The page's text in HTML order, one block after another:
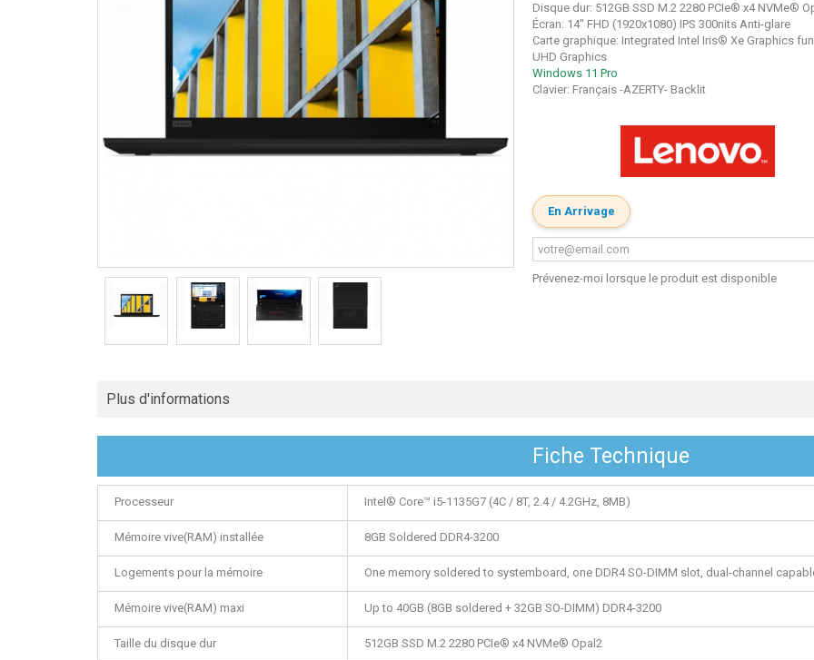
Disque dur: 512GB SSD M.2 2280 PCIe® x4 NVMe®
Écran: 14" FHD (1920x1080) IPS 300nits Anti-glare
Carte graphique: Integrated Intel Iris® Xe Graphics
UHD Graphics
Windows 11 Pro
Clavier: Français -AZERTY- Backlit
En Arrivage
Prévenez-moi lorsque le produit est disponible
Plus d'informations
Fiche Technique
Processeur Intel® Core™ i5-1135G7 (4C / 8T, 2.4 / 4.2GHz, 8MB)
Mémoire vive(RAM) installée 8GB Soldered DDR4-3200
Logements pour la mémoire One memory soldered to systemboard, one DDR4 SO-DIMM slot, dual-channel
Mémoire vive(RAM) maxi Up to 40GB (8GB soldered + 32GB SO-DIMM) DDR4-3200
Taille du disque dur 512GB SSD M.2 2280 PCIe® x4 NVMe® Opal2